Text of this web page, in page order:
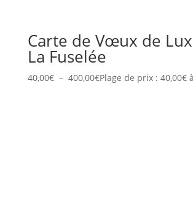
Carte de Vœux de
La Fuselée
40,00€ – 400,00€Plage de prix : 40,00€